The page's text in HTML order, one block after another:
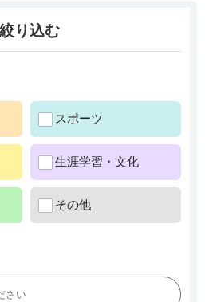
り込む
スポーツ
生涯学習・文化
その他